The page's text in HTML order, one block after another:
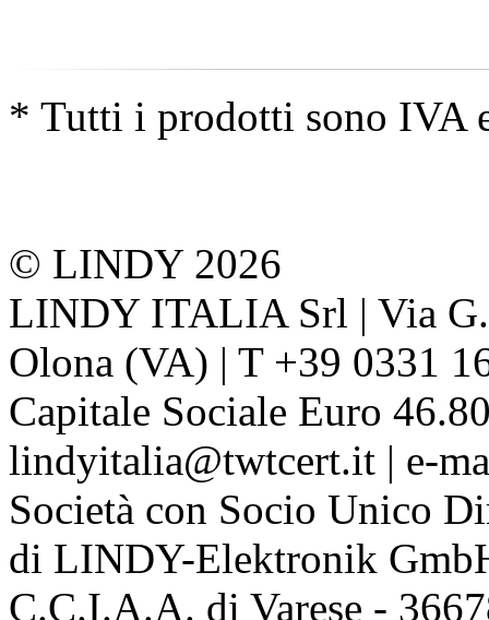
* Tutti i prodotti sono IVA
© LINDY 2026
LINDY ITALIA Srl | Via
Olona (VA) | T +39 0331
Capitale Sociale Euro
lindyitalia@twtcert.it | e-
Società con Socio Unico
di LINDY-Elektronik
C.C.I.A.A. di Varese -